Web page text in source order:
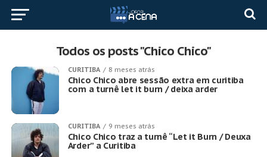
Todos os posts "Chico Chico"
CURITIBA 8 meses atrás
Chico Chico abre sessão extra em curitiba
com a turnê let it burn / deixa arder
CURITIBA 9 meses atrás
Chico Chico traz a turnê “Let it Burn / Deuxa
Arder” a Curitiba